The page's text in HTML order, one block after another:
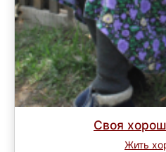
Своя
Жить